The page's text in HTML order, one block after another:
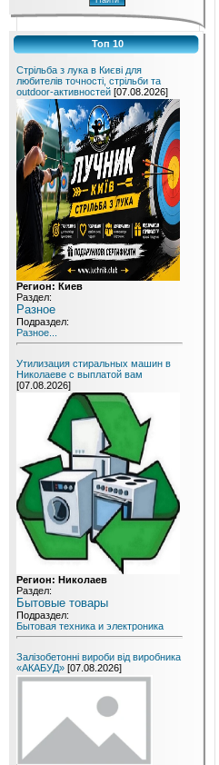
Топ 10
Стрільба з лука в Києві для
любителів точності, стрільби та
outdoor-активностей [07.08.2026]
Регион: Киев
Раздел:
Разное
Подраздел:
Разное...
Утилизация стиральных машин в
Николаеве с выплатой вам
[07.08.2026]
Регион: Николаев
Раздел:
Бытовые товары
Подраздел:
Бытовая техника и электроника
Залізобетонні вироби від виробника
«АКАБУД» [07.08.2026]